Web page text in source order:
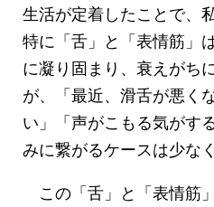
生活が定着したことで、
特に「舌」と「表情筋」
に凝り固まり、衰えがち
が、「最近、滑舌が悪く
い」「声がこもる気がす
みに繋がるケースは少な
この「舌」と「表情筋